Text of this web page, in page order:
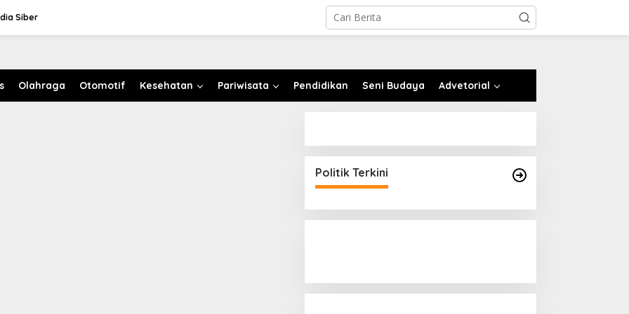
Siber
Olahraga Otomotif Kesehatan Pariwisata Pendidikan Seni Budaya Advetorial
Dihas Ali Mozar Mushari,
Uncategorized
Politik Terkini